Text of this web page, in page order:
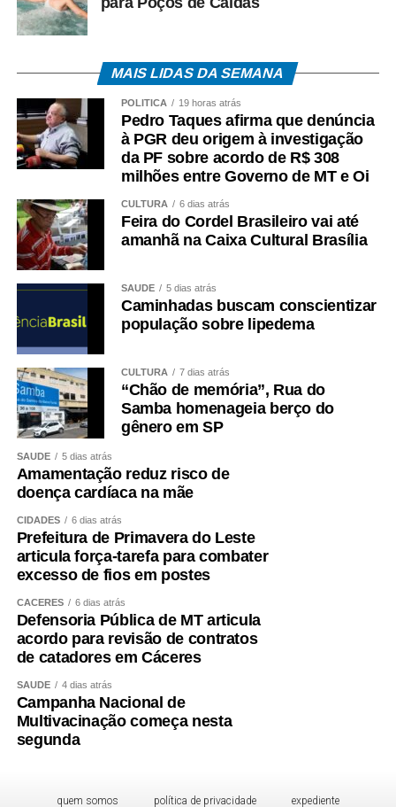
MAIS LIDAS DA SEMANA
POLÍTICA 19 horas atrás
Pedro Taques afirma que denúncia
à PGR deu origem à investigação
da PF sobre acordo de R$ 308
milhões entre Governo de MT e Oi
CULTURA 6 dias atrás
Feira do Cordel Brasileiro vai até
amanhã na Caixa Cultural Brasília
SAÚDE 5 dias atrás
Caminhadas buscam conscientizar
população sobre lipedema
CULTURA 7 dias atrás
“Chão de memória”, Rua do
Samba homenageia berço do
gênero em SP
SAÚDE 5 dias atrás
Amamentação reduz risco de
doença cardíaca na mãe
CIDADES 6 dias atrás
Prefeitura de Primavera do Leste
articula força-tarefa para combater
excesso de fios em postes
CÁCERES 6 dias atrás
Defensoria Pública de MT articula
acordo para revisão de contratos
de catadores em Cáceres
SAÚDE 4 dias atrás
Campanha Nacional de
Multivacinação começa nesta
segunda
quem somos política de privacidade expediente